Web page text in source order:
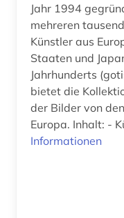
mittelalter (4)
mitterrand (1)
molière (1)
monaco (1)
Jahr 1994
mehreren
Künstler aus Europa,
Staaten und Japan. Aus der Zeit des
Jahrhunderts (gotisch)
bietet die
der Bilder von
Informationen